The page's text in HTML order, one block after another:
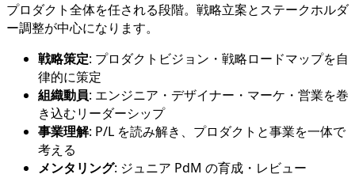
プロダクト全体を任される段階。戦略立案とステークホルダ
ー調整が中心になります。
戦略策定: プロダクトビジョン・戦略ロードマップを自
律的に策定
組織動員: エンジニア・デザイナー・マーケ・営業を巻
き込むリーダーシップ
事業理解: P/L を読み解き、プロダクトと事業を一体で
考える
メンタリング: ジュニア PdM の育成・レビュー